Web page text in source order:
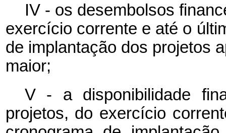
IV - os desembolsos
exercício corrente e até o
de implantação dos projetos
maior;
V - a disponibilidade
projetos, do exercício